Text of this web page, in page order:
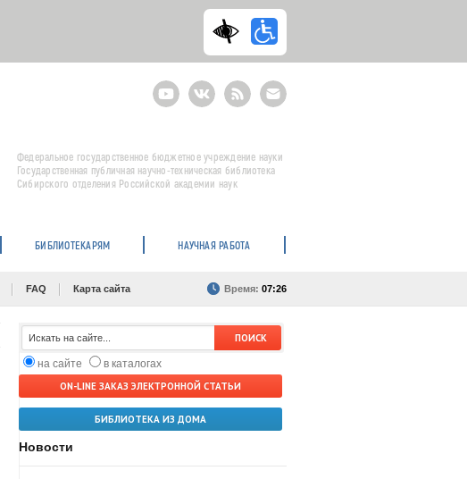
YoutubeВКонтактеRSS
E-
mail
подписка
Федеральное государственное бюджетное учреждение науки
Государственная публичная научно-техническая библиотека
Сибирского отделения Российской академии наук
БИБЛИОТЕКАРЯМ НАУЧНАЯ РАБОТА
FAQ Карта сайта Время: 07:26
на сайте
в каталогах
ON-LINE ЗАКАЗ ЭЛЕКТРОННОЙ СТАТЬИ
БИБЛИОТЕКА ИЗ ДОМА
Новости